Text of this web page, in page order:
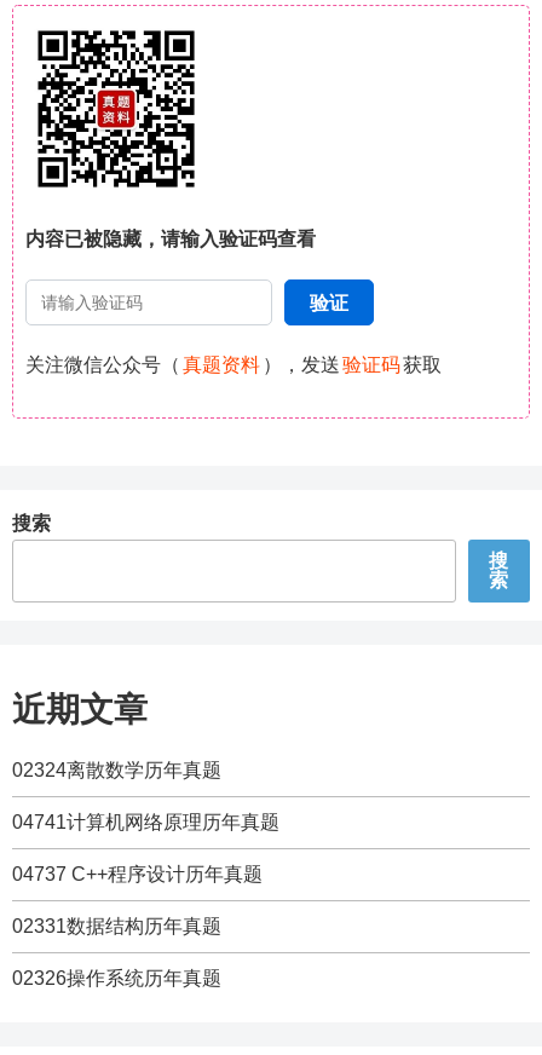
内容已被隐藏，请输入验证码查看
关注微信公众号（ 真题资料 ），发送验证码获取
搜索
搜
索
近期文章
02324离散数学历年真题
04741计算机网络原理历年真题
04737 C++程序设计历年真题
02331数据结构历年真题
02326操作系统历年真题